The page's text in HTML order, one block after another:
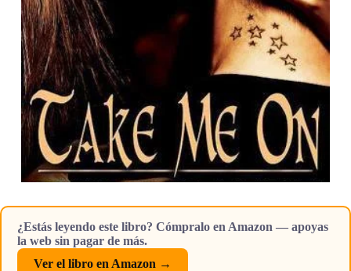
¿Estás leyendo este libro? Cómpralo en Amazon — apoyas
la web sin pagar de más.
Ver el libro en Amazon →